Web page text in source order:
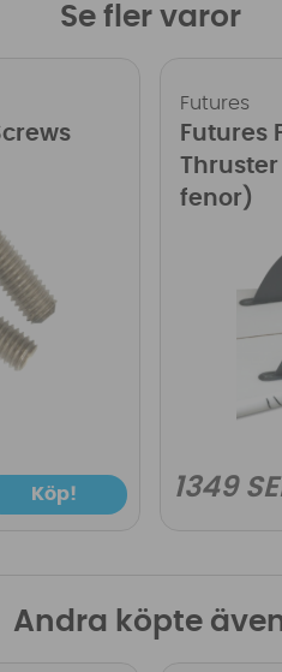
Se fler varor
Köp!
Futures
Futures
Thruster
fenor)
1349
Andra köpte